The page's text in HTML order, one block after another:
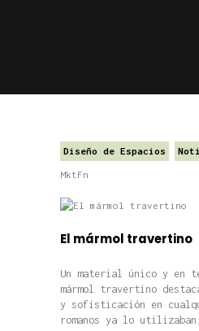
Diseño de Espacios
MktFn
El mármol travertino
Un material único y en
mármol travertino
y sofisticación en
romanos ya lo